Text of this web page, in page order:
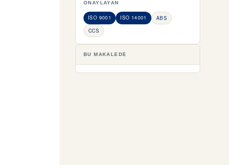
ONAYLAYAN
ISO 9001 ISO 14001
ABS
CCS
BU MAKALEDE